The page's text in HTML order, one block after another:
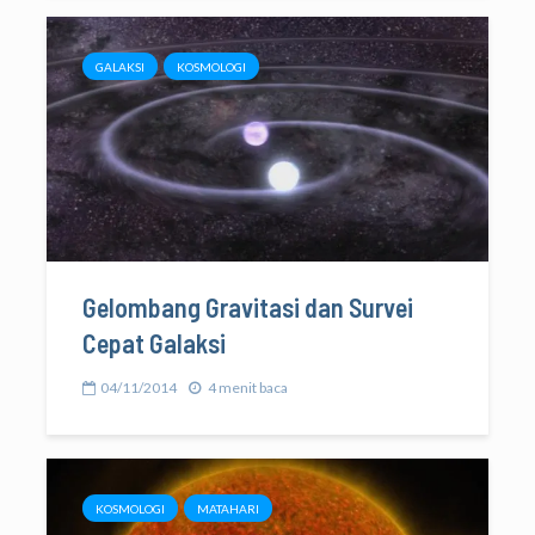
GALAKSI KOSMOLOGI
Gelombang Gravitasi dan Survei
Cepat Galaksi
04/11/2014 4 menit baca
KOSMOLOGI MATAHARI